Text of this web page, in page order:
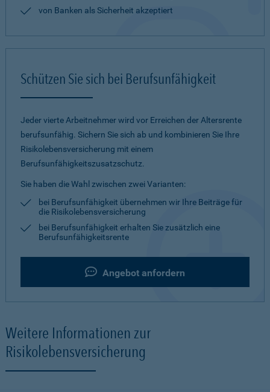
von Banken als Sicherheit akzeptiert
Schützen Sie sich bei Berufsunfähigkeit
Jeder vierte Arbeitnehmer wird vor Erreichen der Altersrente
berufsunfähig. Sichern Sie sich ab und kombinieren Sie Ihre
Risikolebensversicherung mit einem
Berufsunfähigkeitszusatzschutz.
Sie haben die Wahl zwischen zwei Varianten:
bei Berufsunfähigkeit übernehmen wir Ihre Beiträge für
die Risikolebensversicherung
bei Berufsunfähigkeit erhalten Sie zusätzlich eine
Berufsunfähigkeitsrente
Angebot anfordern
Weitere Informationen zur
Risikolebensversicherung